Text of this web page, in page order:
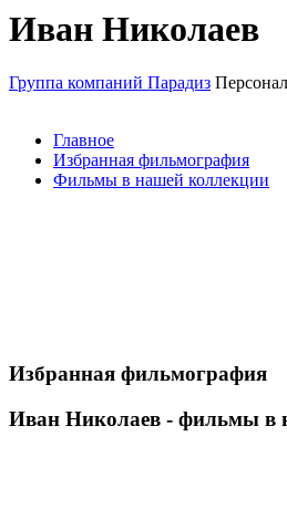
Иван Николаев
Группа компаний Парадиз
Главное
Избранная фильмография
Фильмы в нашей коллекции
Избранная фильмография
Иван Николаев - фильмы в